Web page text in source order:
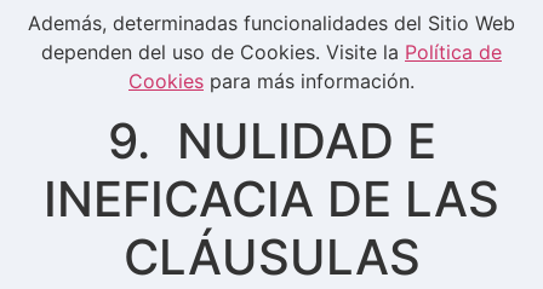
Además, determinadas funcionalidades del Sitio Web
dependen del uso de Cookies. Visite la Política de
Cookies para más información.
9. NULIDAD E
INEFICACIA DE LAS
CLÁUSULAS